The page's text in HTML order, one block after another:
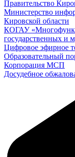
Правительство
Министерство
Кировской области
КОГАУ
государственных и
Цифровое эфирное
Образовательный
Корпорация МСП
Досудебное